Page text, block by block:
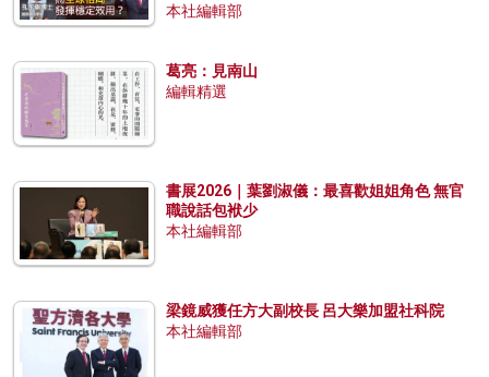
本社編輯部
葛亮：見南山
編輯精選
書展2026｜葉劉淑儀：最喜歡姐姐角色 無官
職說話包袱少
本社編輯部
梁鏡威獲任方大副校長 呂大樂加盟社科院
本社編輯部